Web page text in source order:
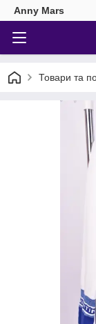
Anny Mars
Товари та